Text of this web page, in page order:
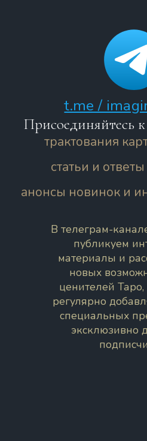
t.me /
Присоединяйтесь
трактования
статьи и
анонсы новинок и
В телеграм-
публикуем
материалы и
новых
ценителей
регулярно
специальных
эксклюзивно